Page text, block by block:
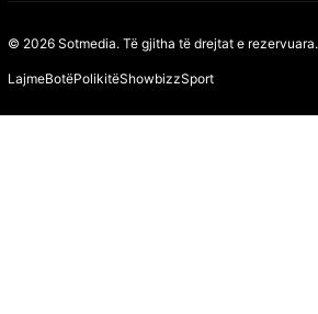
© 2026 Sotmedia. Të gjitha të drejtat e rezervuara.
LajmeBotëPolikitëShowbizzSport